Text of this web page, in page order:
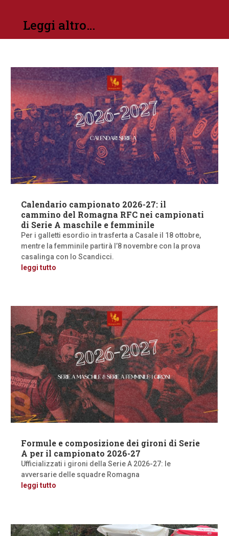
Leggi altro…
Calendario campionato 2026-27: il
cammino del Romagna RFC nei campionati
di Serie A maschile e femminile
Per i galletti esordio in trasferta a Casale il 18 ottobre,
mentre la femminile partirà l’8 novembre con la prova
casalinga con lo Scandicci.
leggi tutto
Formule e composizione dei gironi di Serie
A per il campionato 2026-27
Ufficializzati i gironi della Serie A 2026-27: le
avversarie delle squadre Romagna
leggi tutto